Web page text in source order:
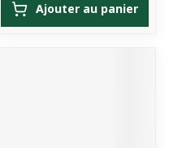
Ajouter au panier